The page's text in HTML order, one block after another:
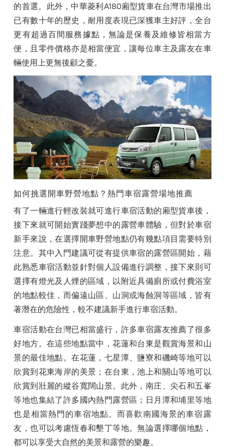
的首選。此外，中華菱利A180廂型貨車在台灣市場推出
已有數十年的歷史，耐用度表現已深獲車主好評，全台
更有超過百間服務據點，無論是保養及 維修皆相當方
便，且零件價格亦是相當便宜，讓每位車主及露友在車
輛使用上更無後顧之憂。
如何挑選開車野營地點？熱門車宿露營場地推薦
有了一輛進行輕改裝就可進行車宿活動的廂型貨車後，
接下來就可開始實踐夢想中的露營車體驗，但對於車宿
新手來說 ，在選擇開車野營地點仍有幾點項目需要特別
注意。其中入門建議可從有提供車宿的露營區開始，藉
此熟悉車宿活動並針對個人設備進行調整，接下來則可
選擇有燈光及人煙的區域，以附近具備廁所或付費浴室
的地點較佳，而偏遠山區、山洞或海蝕洞等區域，皆有
著潛在的危險性，較不建議新手進行車宿活動。
車宿活動在台灣已相當盛行， 許多車宿露友推薦了很多
好地方。在這些地點當中，花蓮和台東是觀賞海景和山
景的最佳地點。在花蓮，七星潭、鹽寮和磯崎等地可以
欣賞到花東海岸的美景；在台東，池上和關山等地可以
欣賞到壯麗的縱谷寬闊山景。此外，南庄、尖石和五峯
等地也集結了許多國內熱門露營區；日月潭和埔里等地
也是相當熱門的車宿地點。而喜歡南國海景的車宿露
友，也可以考慮恆春和墾丁等地。無論選擇哪個地點，
都可以享受大自然的美景和露營的樂趣。